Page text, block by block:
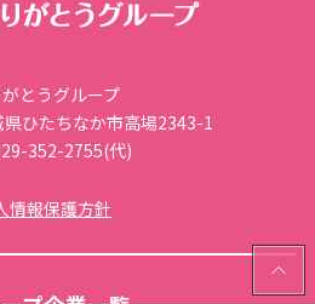
とうグループ
ひたちなか市高場2343-1
352-2755(代)
情報保護方針
PAGE